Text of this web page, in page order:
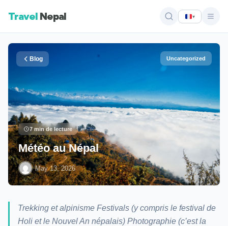
Travel Nepal ▾
Blog Uncategorized
7 min de lecture
Météo au Népal
·May 13, 2026
Trekking et alpinisme Festivals (y compris le festival de
Holi et le Nouvel An népalais) Photographie (c’est la